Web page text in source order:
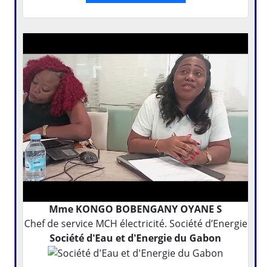
Mme KONGO BOBENGANY OYANE S
Chef de service MCH électricité. Société d’Energie
Société d'Eau et d'Energie du Gabon